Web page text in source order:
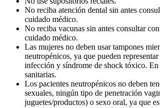
No reciba atención dental sin antes
cuidado médico.
No reciba vacunas sin antes consultar
cuidado médico.
Las mujeres no deben usar tampones
neutropénicos, ya que pueden
infección y síndrome de shock tóxico. En
sanitarias.
Los pacientes neutropénicos no deben
sexuales, ningún tipo de penetración
juguetes/productos) o sexo oral, ya que